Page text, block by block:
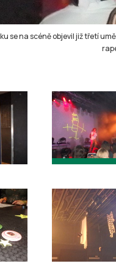
se na scéně objevil již třetí